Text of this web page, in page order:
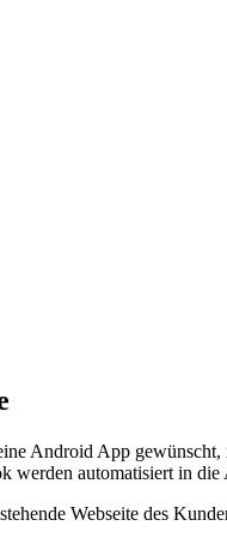
Android App
werden automatisiert in
Webseite des